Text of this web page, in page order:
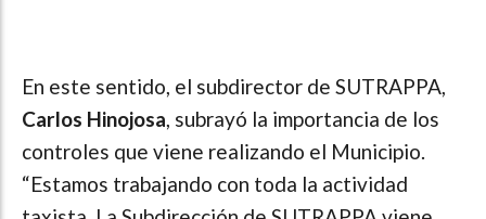
En este sentido, el subdirector de SUTRAPPA,
Carlos Hinojosa, subrayó la importancia de los
controles que viene realizando el Municipio.
“Estamos trabajando con toda la actividad